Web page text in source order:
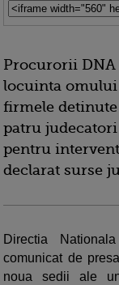
Procurorii
locuinta omului
firmele detinute
patru
pentru
declarat surse
Directia
comunicat de
noua sedii ale